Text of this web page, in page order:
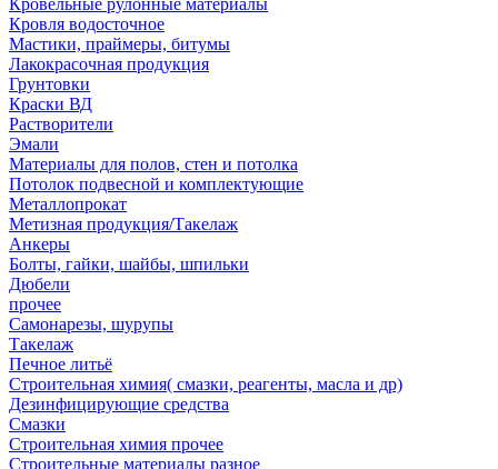
Кровельные рулонные материалы
Кровля водосточное
Мастики, праймеры, битумы
Лакокрасочная продукция
Грунтовки
Краски ВД
Растворители
Эмали
Материалы для полов, стен и потолка
Потолок подвесной и комплектующие
Металлопрокат
Метизная продукция/Такелаж
Анкеры
Болты, гайки, шайбы, шпильки
Дюбели
прочее
Самонарезы, шурупы
Такелаж
Печное литьё
Строительная химия( смазки, реагенты, масла и др)
Дезинфицирующие средства
Смазки
Строительная химия прочее
Строительные материалы разное